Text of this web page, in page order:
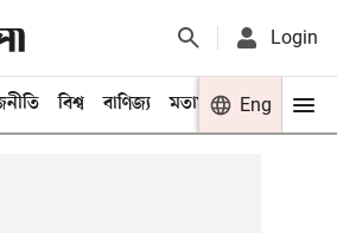
Login
বিশ্ব বাণিজ্য মতামত খেলা
Eng